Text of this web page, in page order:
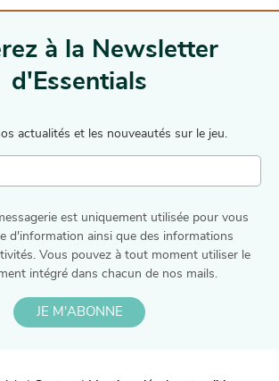
à la Newsletter
d'Essentials
actualités et les nouveautés sur le jeu.
est uniquement utilisée pour vous
d'information ainsi que des informations
Vous pouvez à tout moment utiliser le
intégré dans chacun de nos mails.
JE M'ABONNE